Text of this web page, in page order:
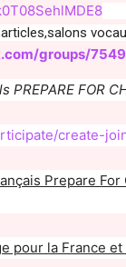
groups/
FOR
create-
Prepare For
pour la France